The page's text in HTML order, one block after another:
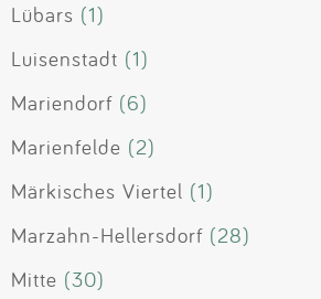
Lübars (1)
Luisenstadt (1)
Mariendorf (6)
Marienfelde (2)
Märkisches Viertel (1)
Marzahn-Hellersdorf (28)
Mitte (30)